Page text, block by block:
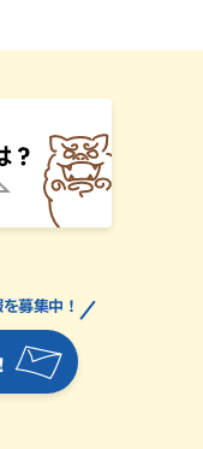
募集中！